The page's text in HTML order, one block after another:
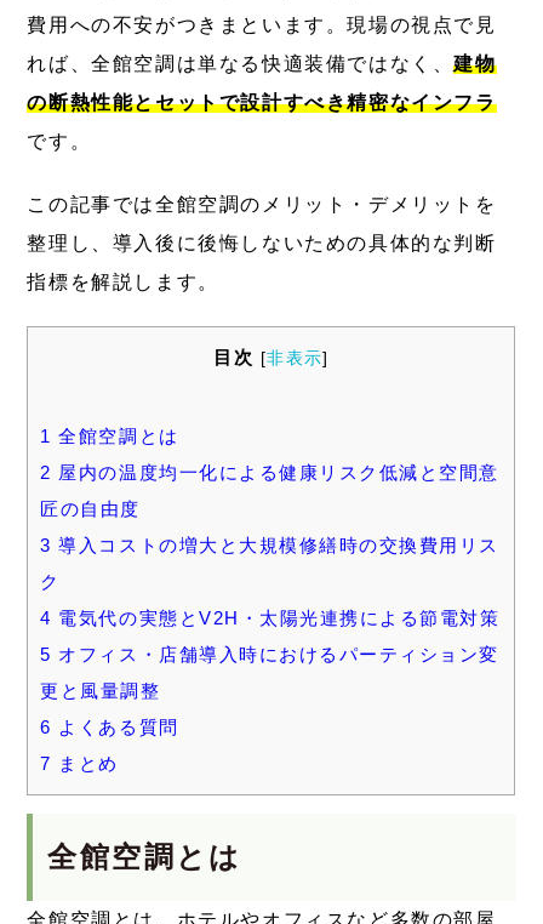
費用への不安がつきまといます。現場の視点で見
れば、全館空調は単なる快適装備ではなく、建物
の断熱性能とセットで設計すべき精密なインフラ
です。
この記事では全館空調のメリット・デメリットを
整理し、導入後に後悔しないための具体的な判断
指標を解説します。
目次 [非表示]
1 全館空調とは
2 屋内の温度均一化による健康リスク低減と空間意
匠の自由度
3 導入コストの増大と大規模修繕時の交換費用リス
ク
4 電気代の実態とV2H・太陽光連携による節電対策
5 オフィス・店舗導入時におけるパーティション変
更と風量調整
6 よくある質問
7 まとめ
全館空調とは
全館空調とは、ホテルやオフィスなど多数の部屋